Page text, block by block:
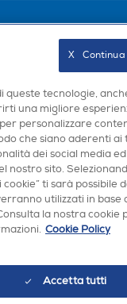
di riproduzione video, la
non essere disponibile.
app
intermediario SDI:
del Consumo in tema di
queste tecnologie,
una migliore
personalizzare
che siano aderenti ai
dei social media
nostro sito.
cookie” ti sarà possibile
utilizzati in base
la nostra cookie
Cookie Policy
Accetta tutti
X